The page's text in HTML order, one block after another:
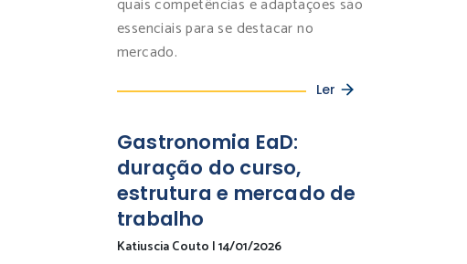
quais competências e adaptações são
essenciais para se destacar no
mercado.
Ler
Gastronomia EaD:
duração do curso,
estrutura e mercado de
trabalho
Katiuscia Couto |14/01/2026